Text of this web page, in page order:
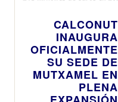
CALCONUT
INAUGURA
OFICIALMENTE
SU SEDE DE
MUTXAMEL EN
PLENA